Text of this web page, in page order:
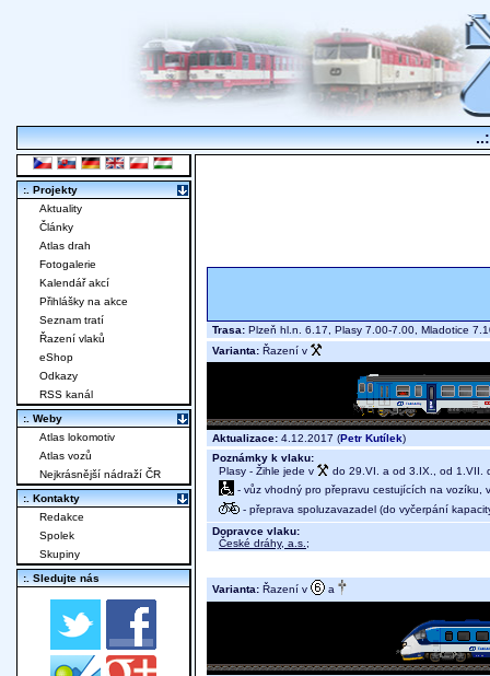
Trasa: Plzeň hl.n. 6.17, Plasy 7.00-7.00, Mladotice
Varianta: Řazení v
Aktualizace: 4.12.2017 (Petr Kutílek)
Poznámky k vlaku:
Plasy - Žihle jede v
do 29.VI. a od 3.IX., od 1.VII.
- vůz vhodný pro přepravu cestujících na vozíku,
- přeprava spoluzavazadel (do vyčerpání
Dopravce vlaku:
České dráhy, a.s. ;
Varianta: Řazení v a
:. Projekty
Aktuality
Články
Atlas drah
Fotogalerie
Kalendář akcí
Přihlášky na akce
Seznam tratí
Řazení vlaků
eShop
Odkazy
RSS kanál
:. Weby
Atlas lokomotiv
Atlas vozů
Nejkrásnější nádraží ČR
:. Kontakty
Redakce
Spolek
Skupiny
:. Sledujte nás